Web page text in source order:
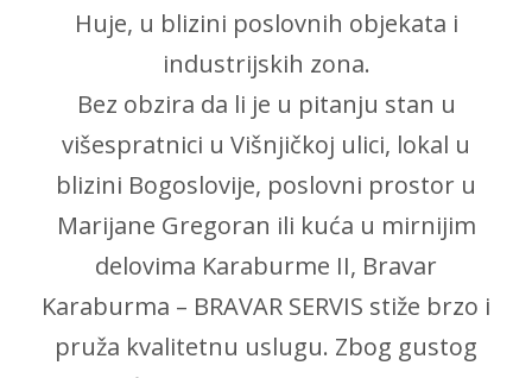
Huje, u blizini poslovnih objekata i
industrijskih zona.
Bez obzira da li je u pitanju stan u
višespratnici u Višnjičkoj ulici, lokal u
blizini Bogoslovije, poslovni prostor u
Marijane Gregoran ili kuća u mirnijim
delovima Karaburme II, Bravar
Karaburma – BRAVAR SERVIS stiže brzo i
pruža kvalitetnu uslugu. Zbog gustog